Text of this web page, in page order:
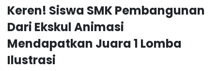
Keren! Siswa SMK Pembangunan
Dari Ekskul Animasi
Mendapatkan Juara 1 Lomba
Ilustrasi